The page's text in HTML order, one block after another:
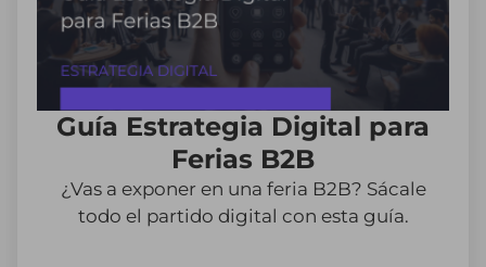
Guía Estrategia Digital para
Ferias B2B
¿Vas a exponer en una feria B2B? Sácale
todo el partido digital con esta guía.